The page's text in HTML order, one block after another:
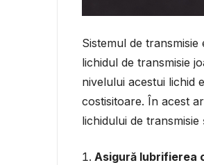
Sistemul de
lichidul de transmisie
nivelului acestui lichid
costisitoare. În acest
lichidului de
Asigură lubrifierea